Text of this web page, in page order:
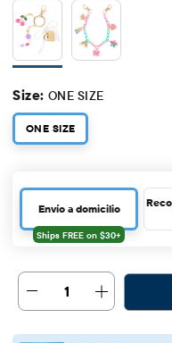
Size: ONE SIZE
ONE SIZE
Envío a domicilio
1